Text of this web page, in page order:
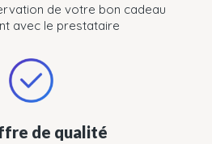
de votre bon cadeau
avec le prestataire
de qualité